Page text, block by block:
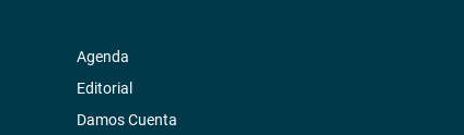
Agenda
Editorial
Damos Cuenta